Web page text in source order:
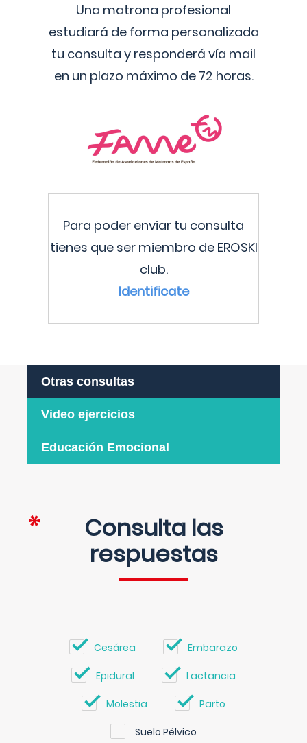
Una matrona profesional
estudiará de forma personalizada
tu consulta y responderá vía mail
en un plazo máximo de 72 horas.
Para poder enviar tu consulta
tienes que ser miembro de EROSKI
club.
Identificate
Otras consultas
Video ejercicios
Educación Emocional
Consulta las
respuestas
Cesárea Embarazo
Epidural Lactancia
Molestia Parto
Suelo Pélvico